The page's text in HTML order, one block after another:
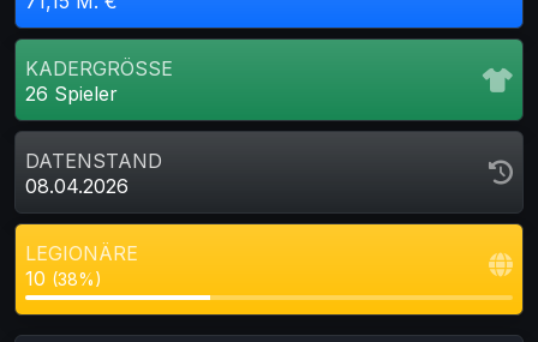
KADERGRÖSSE
26 Spieler
DATENSTAND
08.04.2026
LEGIONÄRE
10 (38%)